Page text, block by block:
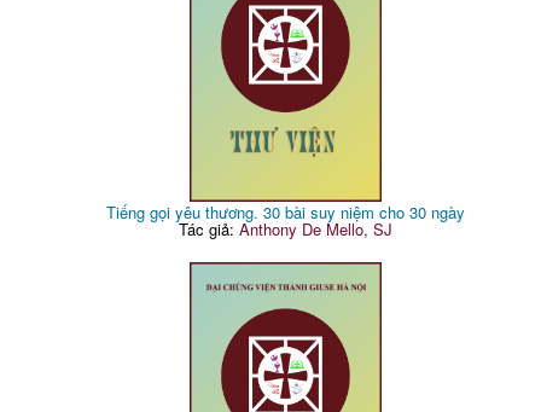
Tiếng gọi yêu thương. 30 bài suy niệm cho 30 ngày
Tác giả: Anthony De Mello, SJ